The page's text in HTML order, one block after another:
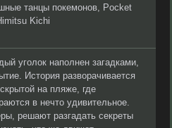
танцы покемонов, Pocket
Kichi
уголок наполнен загадками,
История разворачивается
на пляже, где
в нечто удивительное.
решают разгадать секреты